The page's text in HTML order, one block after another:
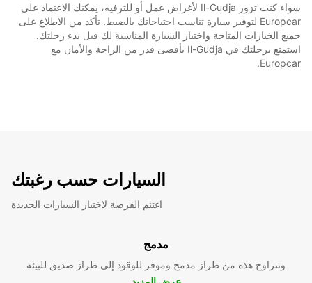
سواء كنت تزور Il-Gudja لأغراض عمل أو للترفيه، يمكنك الاعتماد على
Europcar لتوفير سيارة تناسب احتياجاتك بالضبط. تأكد من الاطلاع على
جميع الخيارات المتاحة واختيار السيارة المناسبة لك قبل بدء رحلتك.
استمتع برحلتك في Il-Gudja بأقصى قدر من الراحة والأمان مع
Europcar.
السيارات حسب رغبتك
اغتنم الفرصة لاختبار السيارات الجديدة
مدمج
وتتراوح هذه من طراز مدمج وموفر للوقود إلى طراز صديق للبيئة